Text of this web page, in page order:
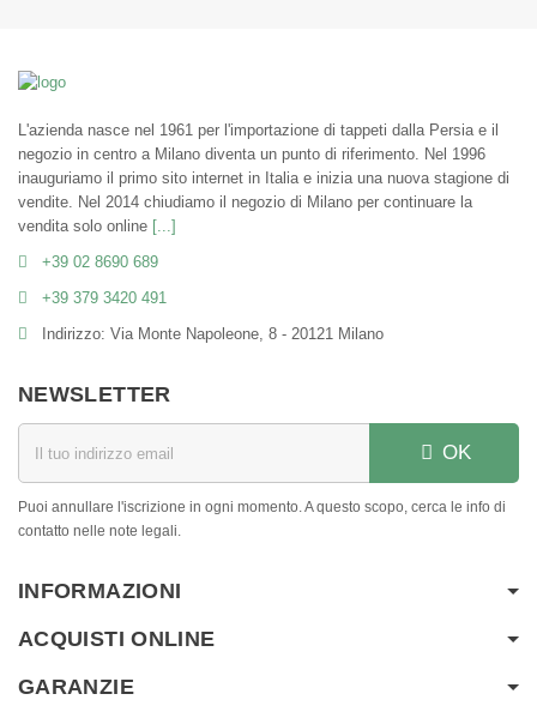
L'azienda nasce nel 1961 per l'importazione di tappeti dalla Persia e il
negozio in centro a Milano diventa un punto di riferimento. Nel 1996
inauguriamo il primo sito internet in Italia e inizia una nuova stagione di
vendite. Nel 2014 chiudiamo il negozio di Milano per continuare la
vendita solo online [...]
+39 02 8690 689
+39 379 3420 491
Indirizzo: Via Monte Napoleone, 8 - 20121 Milano
NEWSLETTER
OK
Puoi annullare l'iscrizione in ogni momento. A questo scopo, cerca le info di
contatto nelle note legali.
INFORMAZIONI
ACQUISTI ONLINE
GARANZIE